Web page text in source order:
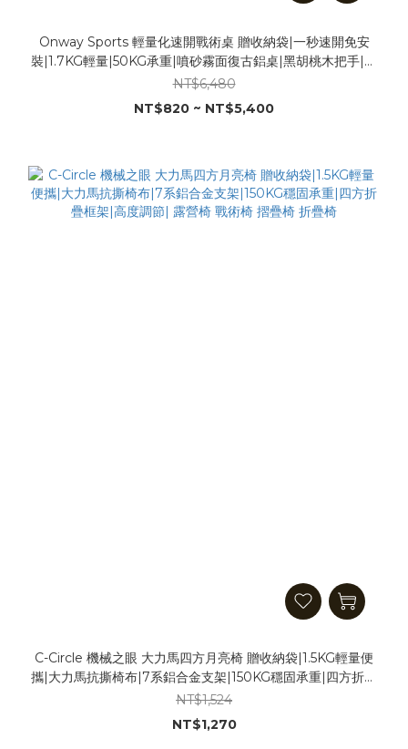
Onway Sports 輕量化速開戰術桌 贈收納袋|一秒速開免安
裝|1.7KG輕量|50KG承重|噴砂霧面復古鋁桌|黑胡桃木把手|可
搭配側桌 IGT板 露營桌 折疊桌 摺疊桌
NT$6,480
NT$820 ~ NT$5,400
C-Circle 機械之眼 大力馬四方月亮椅 贈收納袋|1.5KG輕量便
攜|大力馬抗撕椅布|7系鋁合金支架|150KG穩固承重|四方折疊
框架|高度調節| 露營椅 戰術椅 摺疊椅 折疊椅
NT$1,524
NT$1,270